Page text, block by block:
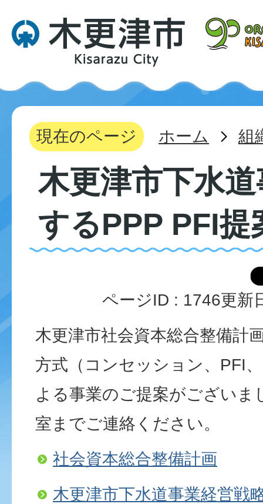
現在のページ ホーム 組
木更津市下水
するPPP PFI提
ページID : 1746更新
木更津市社会資本総合整備計
方式（コンセッション、PFI
よる事業のご提案がございま
室までご連絡ください。
社会資本総合整備計画
木更津市下水道事業経営戦